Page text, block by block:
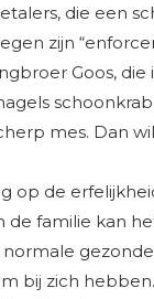
die een
zijn
Goos, die
mes. Dan
op de
de familie kan
normale
bij zich